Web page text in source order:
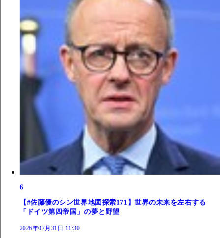
6
【#佐藤優のシン世界地図探索171】世界の未来を左右する
「ドイツ第四帝国」の夢と野望
2026年07月31日 11:30